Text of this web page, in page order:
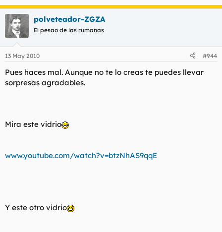
polveteador-ZGZA
El pesao de las rumanas
13 May 2010 #944
Pues haces mal. Aunque no te lo creas te puedes llevar
sorpresas agradables.
Mira este vidrio
www.youtube.com/watch?v=btzNhAS9qqE
Y este otro vidrio